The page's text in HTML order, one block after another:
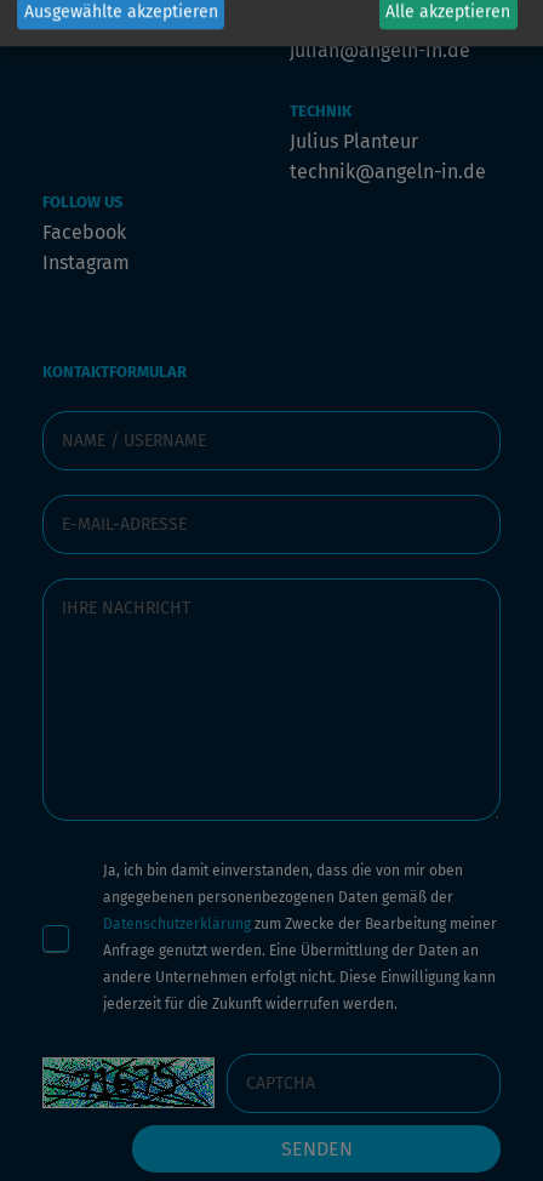
Julian Preuß
julian@angeln-in.de
TECHNIK
Julius Planteur
technik@angeln-in.de
FOLLOW US
Facebook
Instagram
KONTAKTFORMULAR
Ja, ich bin damit einverstanden, dass die von mir oben
angegebenen personenbezogenen Daten gemäß der
Datenschutzerklärung zum Zwecke der Bearbeitung meiner
Anfrage genutzt werden. Eine Übermittlung der Daten an
andere Unternehmen erfolgt nicht. Diese Einwilligung kann
jederzeit für die Zukunft widerrufen werden.
Ausgewählte akzeptieren Alle akzeptieren